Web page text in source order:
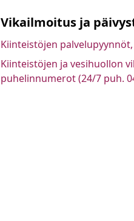
Vikailmoitus ja
Kiinteistöjen
Kiinteistöjen ja vesihuollon
puhelinnumerot (24/7 puh.